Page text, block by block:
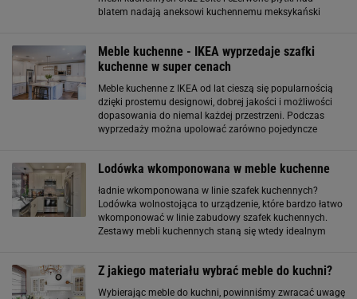
blatem nadają aneksowi kuchennemu meksykański
Meble kuchenne - IKEA wyprzedaje szafki
kuchenne w super cenach
Meble kuchenne z IKEA od lat cieszą się popularnością
dzięki prostemu designowi, dobrej jakości i możliwości
dopasowania do niemal każdej przestrzeni. Podczas
wyprzedaży można upolować zarówno pojedyncze
Lodówka wkomponowana w meble kuchenne
ładnie wkomponowana w linie szafek kuchennych?
Lodówka wolnostojąca to urządzenie, które bardzo łatwo
wkomponować w linie zabudowy szafek kuchennych.
Zestawy mebli kuchennych staną się wtedy idealnym
Z jakiego materiału wybrać meble do kuchni?
Wybierając meble do kuchni, powinniśmy zwracać uwagę